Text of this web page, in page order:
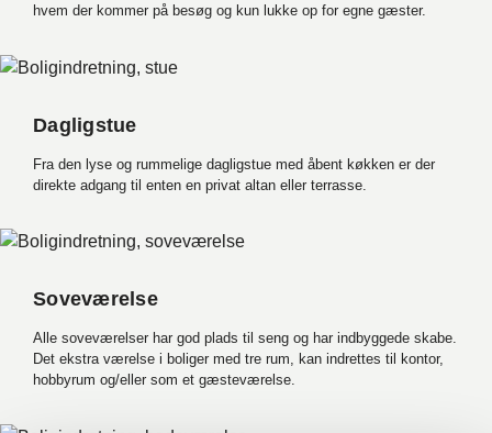
hvem der kommer på besøg og kun lukke op for egne gæster.
Dagligstue
Fra den lyse og rummelige dagligstue med åbent køkken er der
direkte adgang til enten en privat altan eller terrasse.
Soveværelse
Alle soveværelser har god plads til seng og har indbyggede skabe.
Det ekstra værelse i boliger med tre rum, kan indrettes til kontor,
hobbyrum og/eller som et gæsteværelse.